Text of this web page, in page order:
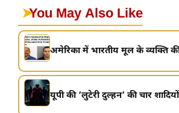
➤You May Also Like
अमेरिका में भारतीय मूल के व्यक्ति
यूपी की ‘लुटेरी दुल्हन’ की चार